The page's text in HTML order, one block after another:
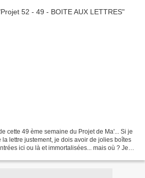
cette 49 ème semaine du Projet de Ma'... Si je
lettre justement, je dois avoir de jolies boîtes
ici ou là et immortalisées... mais où ? Je